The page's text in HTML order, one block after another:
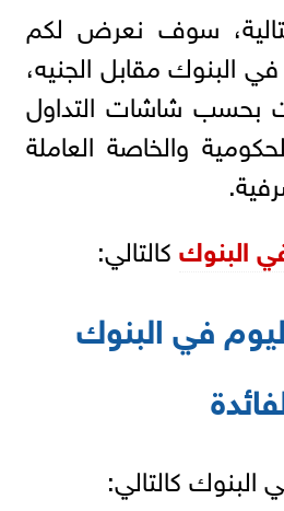
سوف نعرض لكم
في البنوك مقابل الجنيه،
بحسب شاشات التداول
والخاصة العاملة
البنوككالتالي:
في البنوك
البنوك كالتالي: